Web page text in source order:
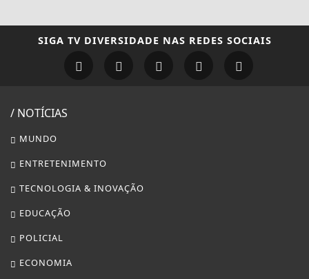
SIGA TV DIVERSIDADE NAS REDES SOCIAIS
/ NOTÍCIAS
MUNDO
ENTRETENIMENTO
TECNOLOGIA & INOVAÇÃO
EDUCAÇÃO
POLICIAL
ECONOMIA